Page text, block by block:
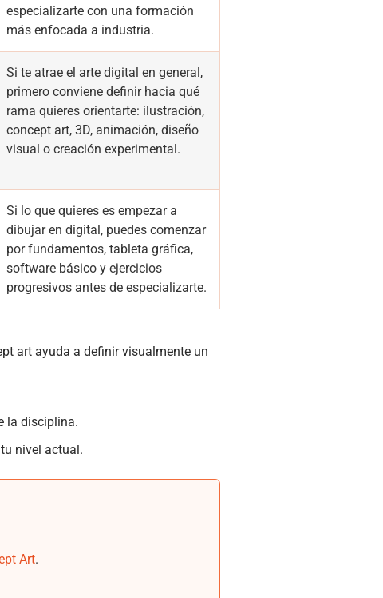
especializarte con una formación
más enfocada a industria.
Si te atrae el arte digital en general,
primero conviene definir hacia qué
rama quieres orientarte: ilustración,
concept art, 3D, animación, diseño
visual o creación experimental.
Si lo que quieres es empezar a
dibujar en digital, puedes comenzar
por fundamentos, tableta gráfica,
software básico y ejercicios
progresivos antes de especializarte.
art ayuda a definir visualmente un
la disciplina.
nivel actual.
Art.